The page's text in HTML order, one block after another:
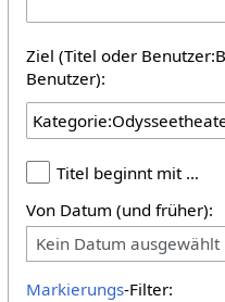
Ziel (Titel oder
Benutzer):
Titel beginnt mit …
Von Datum (und früher):
Kein Datum ausgewählt
Markierungs-Filter: